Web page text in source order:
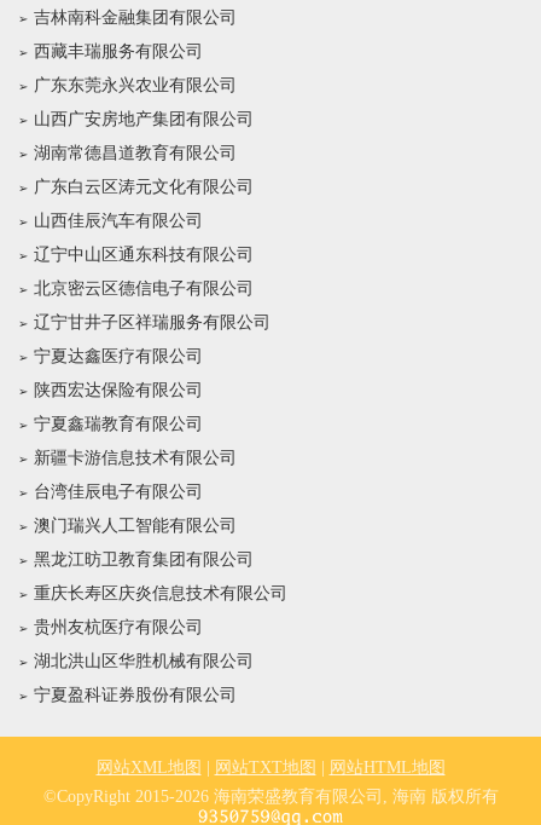
吉林南科金融集团有限公司
西藏丰瑞服务有限公司
广东东莞永兴农业有限公司
山西广安房地产集团有限公司
湖南常德昌道教育有限公司
广东白云区涛元文化有限公司
山西佳辰汽车有限公司
辽宁中山区通东科技有限公司
北京密云区德信电子有限公司
辽宁甘井子区祥瑞服务有限公司
宁夏达鑫医疗有限公司
陕西宏达保险有限公司
宁夏鑫瑞教育有限公司
新疆卡游信息技术有限公司
台湾佳辰电子有限公司
澳门瑞兴人工智能有限公司
黑龙江昉卫教育集团有限公司
重庆长寿区庆炎信息技术有限公司
贵州友杭医疗有限公司
湖北洪山区华胜机械有限公司
宁夏盈科证券股份有限公司
网站XML地图 网站TXT地图
网站HTML地图
©CopyRight 2015-2026 海南荣盛教育有限公司, 海南 版权所有